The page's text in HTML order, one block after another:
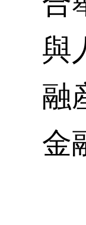
與
融
金